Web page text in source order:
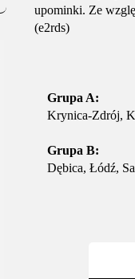
upominki. Ze
(e2rds)
Grupa A:
Krynica-Zdrój,
Grupa B:
Dębica, Łódź,